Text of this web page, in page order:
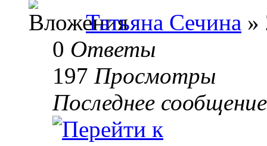
Татьяна Сечина »
0 Ответы
197 Просмотры
Последнее